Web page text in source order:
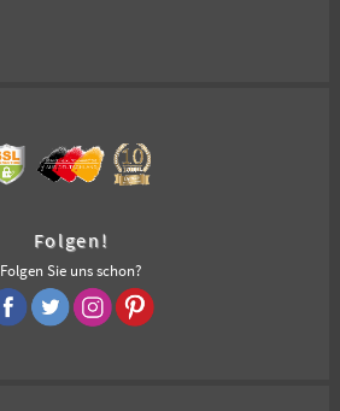
Folgen!
Folgen Sie uns schon?